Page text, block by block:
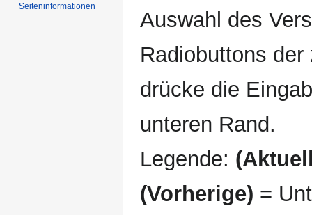
Auswahl des
Radiobuttons
drücke die
unteren Rand.
Legende:
(Vorherige) =
Seiten­informationen